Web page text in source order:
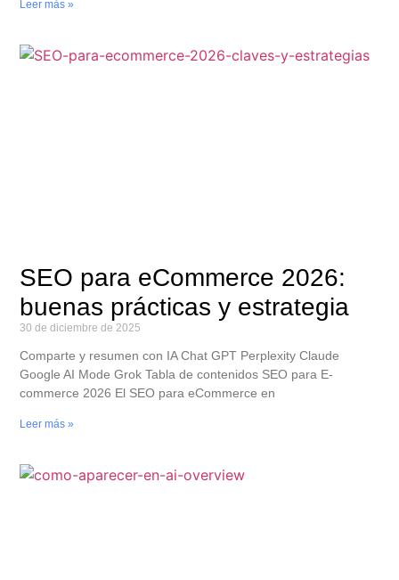
Leer más »
SEO para eCommerce 2026:
buenas prácticas y estrategia
30 de diciembre de 2025
Comparte y resumen con IA Chat GPT Perplexity Claude
Google AI Mode Grok Tabla de contenidos SEO para E-
commerce 2026 El SEO para eCommerce en
Leer más »